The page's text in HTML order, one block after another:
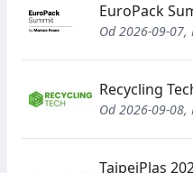
EuroPack
Od 2026-09-
Recycling
Od 2026-09-08,
TaipeiPlas